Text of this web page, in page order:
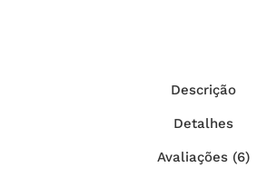
Descrição
Detalhes
Avaliações (6)